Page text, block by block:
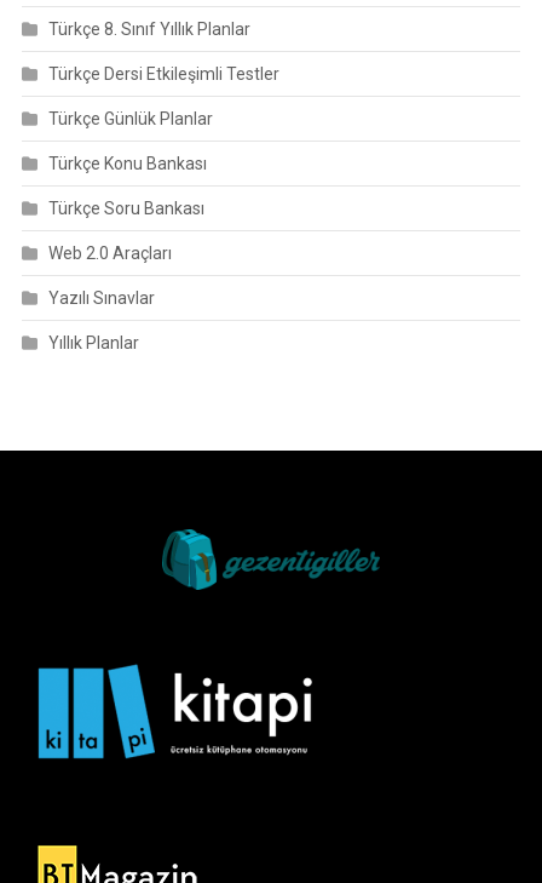
Türkçe 8. Sınıf Yıllık Planlar
Türkçe Dersi Etkileşimli Testler
Türkçe Günlük Planlar
Türkçe Konu Bankası
Türkçe Soru Bankası
Web 2.0 Araçları
Yazılı Sınavlar
Yıllık Planlar